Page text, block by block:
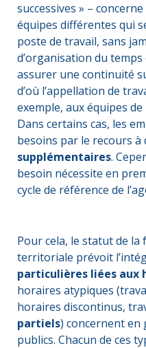
successives » –
équipes différentes qui
poste de travail, sans
d’organisation du
assurer une continuité
d’où l’appellation de
exemple, aux équipes
Dans certains cas, les
besoins par le recours à
supplémentaires.
besoin nécessite en
cycle de référence de
Pour cela, le statut de
territoriale prévoit
particulières liées aux
horaires atypiques
horaires discontinus,
partiels) concernent en
publics. Chacun de ces